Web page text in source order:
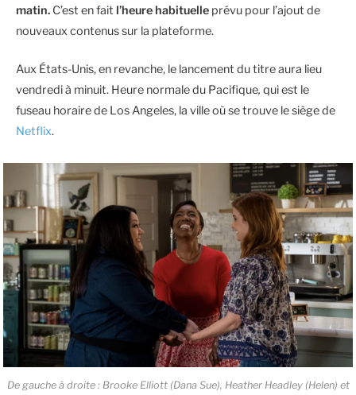
matin. C’est en fait l’heure habituelle prévu pour l’ajout de
nouveaux contenus sur la plateforme.
Aux États-Unis, en revanche, le lancement du titre aura lieu
vendredi à minuit. Heure normale du Pacifique, qui est le
fuseau horaire de Los Angeles, la ville où se trouve le siège de
Netflix.
De gauche à droite : Brooke Elliott (Dana Sue), Heather Headley (Helen) et